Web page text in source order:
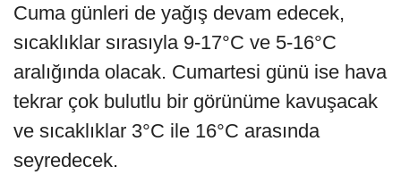
Cuma günleri de yağış devam edecek,
sıcaklıklar sırasıyla 9-17°C ve 5-16°C
aralığında olacak. Cumartesi günü ise hava
tekrar çok bulutlu bir görünüme kavuşacak
ve sıcaklıklar 3°C ile 16°C arasında
seyredecek.